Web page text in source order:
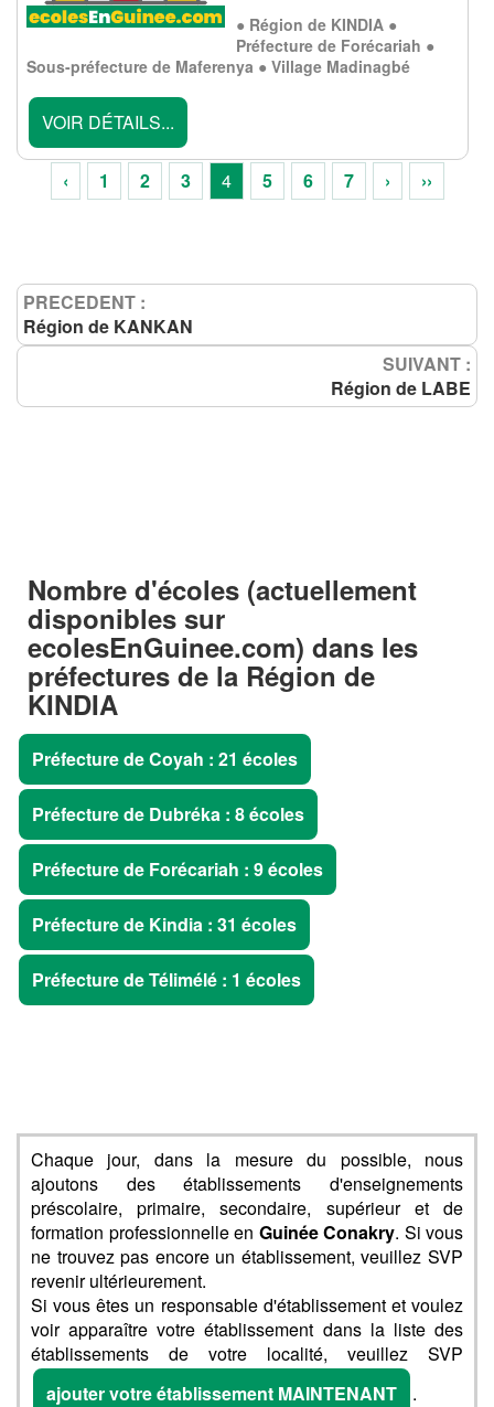
● Région de KINDIA ●
Préfecture de Forécariah ●
Sous-préfecture de Maferenya ● Village Madinagbé
VOIR DÉTAILS...
‹ 1 2 3 4 5 6 7 › ››
PRECEDENT :
Région de KANKAN
SUIVANT :
Région de LABE
Nombre d'écoles (actuellement
disponibles sur
ecolesEnGuinee.com) dans les
préfectures de la Région de
KINDIA
Préfecture de Coyah : 21 écoles
Préfecture de Dubréka : 8 écoles
Préfecture de Forécariah : 9 écoles
Préfecture de Kindia : 31 écoles
Préfecture de Télimélé : 1 écoles
Chaque jour, dans la mesure du possible, nous
ajoutons des établissements d'enseignements
préscolaire, primaire, secondaire, supérieur et de
formation professionnelle en Guinée Conakry. Si vous
ne trouvez pas encore un établissement, veuillez SVP
revenir ultérieurement.
Si vous êtes un responsable d'établissement et voulez
voir apparaître votre établissement dans la liste des
établissements de votre localité, veuillez SVP
ajouter votre établissement MAINTENANT
.